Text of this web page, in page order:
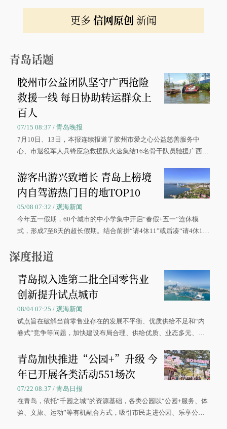
更多 信网原创 新闻
青岛话题
胶州市公益团队坚守广西抢险
救援一线 每日协助转运群众上
百人
07/15 08:37 / 青岛晚报
7月10日、13日，本报连续报道了胶州市爱之心公益慈善服务中
心、市退役军人兵锋应急救援队火速集结16名骨干队员驰援广西灾
游客出游兴致增长 青岛上榜境
内自驾游热门目的地TOP10
05/08 07:32 / 观海新闻
今年五一假期，60个城市的中小学集中开启“春假+五一”连休模
式，形成7至8天的超长假期。结合前拼“请4休11”或后凑“请4休1
深度报道
青岛拟入选第二批全国零售业
创新提升试点城市
08/04 07:25 / 观海新闻
试点旨在破解当前零售业存在的发展不平衡、优质供给不足和“内
卷式”竞争等问题，加快建设布局合理、供给优质、业态多元、智
青岛加快推进“公园+”升级 今
年已开展各类活动551场次
07/22 08:37 / 青岛日报
在青岛，依托“千园之城”的资源基础，各类公园以“公园+服务、体
验、文旅、运动”等有机融合方式，吸引市民走进公园、乐享公